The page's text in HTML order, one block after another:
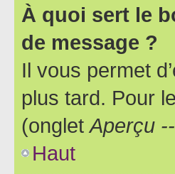
À quoi sert le
de message ?
Il vous permet
plus tard. Pour
(ongletAperçu
Haut